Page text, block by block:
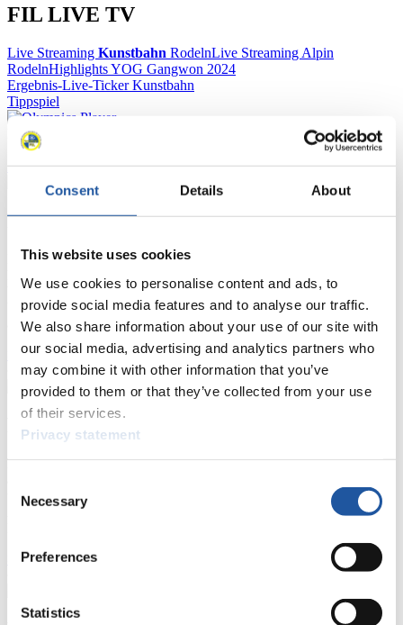
Consent Details About
This website uses cookies
We use cookies to personalise content and ads, to
provide social media features and to analyse our traffic.
We also share information about your use of our site with
our social media, advertising and analytics partners who
may combine it with other information that you’ve
provided to them or that they’ve collected from your use
of their services.
Privacy statement
Selection
Necessary
Preferences
Statistics
FIL LIVE TV
Live Streaming Kunstbahn RodelnLive Streaming Alpin
RodelnHighlights YOG Gangwon 2024
Ergebnis-Live-Ticker Kunstbahn
Tippspiel
Naturbahn
Zielgruppen Anzeigen
Für Presse- und Medienvertreter
Hier finden Sie Informationen für Presse- und Medienvertreter. Sie
haben Zugriff auf Athletenbiographien und Informationen zu
Wettkämpfen. Außerdem können Sie Ihre Medienakkreditierung
beantragen, die Grundregeln des Rennrodelsports einsehen und
allgemeine Neuigkeiten einholen.
>> Weiter
Für Nationale Verbände
Hier können Sie sich über allgemeine Neuigkeiten informieren, das
und Fairplay nachlesen, auf Athletenbiographien zugreifen,
Ausschreibungen für Wettkämpfe herunterladen, sowie auf die
>> Weiter